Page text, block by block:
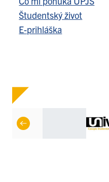
Študentský život
E-prihláška